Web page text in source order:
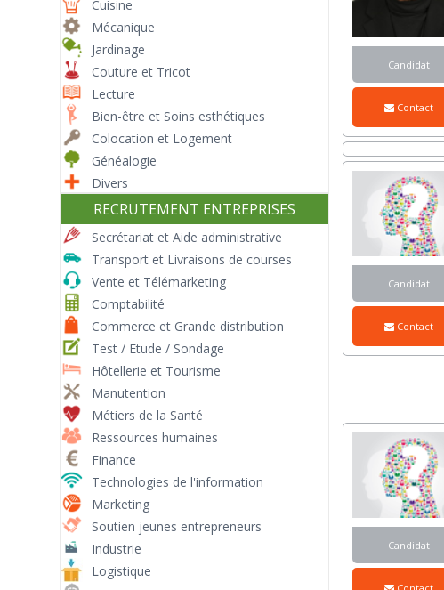
Candidat
Contact
Candidat
Contact
Candidat
Cuisine
Mécanique
Jardinage
Couture et Tricot
Lecture
Bien-être et Soins esthétiques
Colocation et Logement
Généalogie
Divers
RECRUTEMENT ENTREPRISES
Secrétariat et Aide administrative
Transport et Livraisons de courses
Vente et Télémarketing
Comptabilité
Commerce et Grande distribution
Test / Etude / Sondage
Hôtellerie et Tourisme
Manutention
Métiers de la Santé
Ressources humaines
Finance
Technologies de l'information
Marketing
Soutien jeunes entrepreneurs
Industrie
Logistique